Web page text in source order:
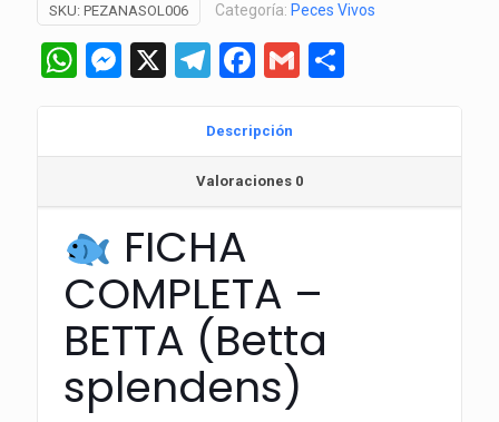
SKU: PEZANASOL006 Categoría: Peces Vivos
WhatsApp
Messenger
X Telegram
Facebook
Gmail
Descripción
Valoraciones 0
FICHA
COMPLETA –
BETTA (Betta
splendens)